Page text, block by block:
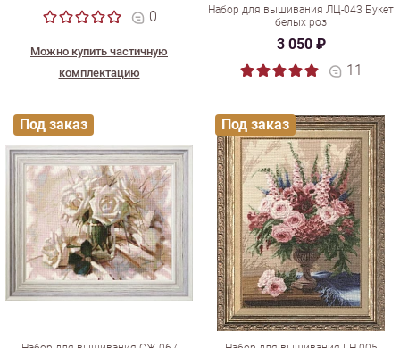
0
Можно купить частичную
комплектацию
Набор для вышивания ЛЦ-043 Букет
белых роз
3 050 ₽
11
Под заказ Под заказ